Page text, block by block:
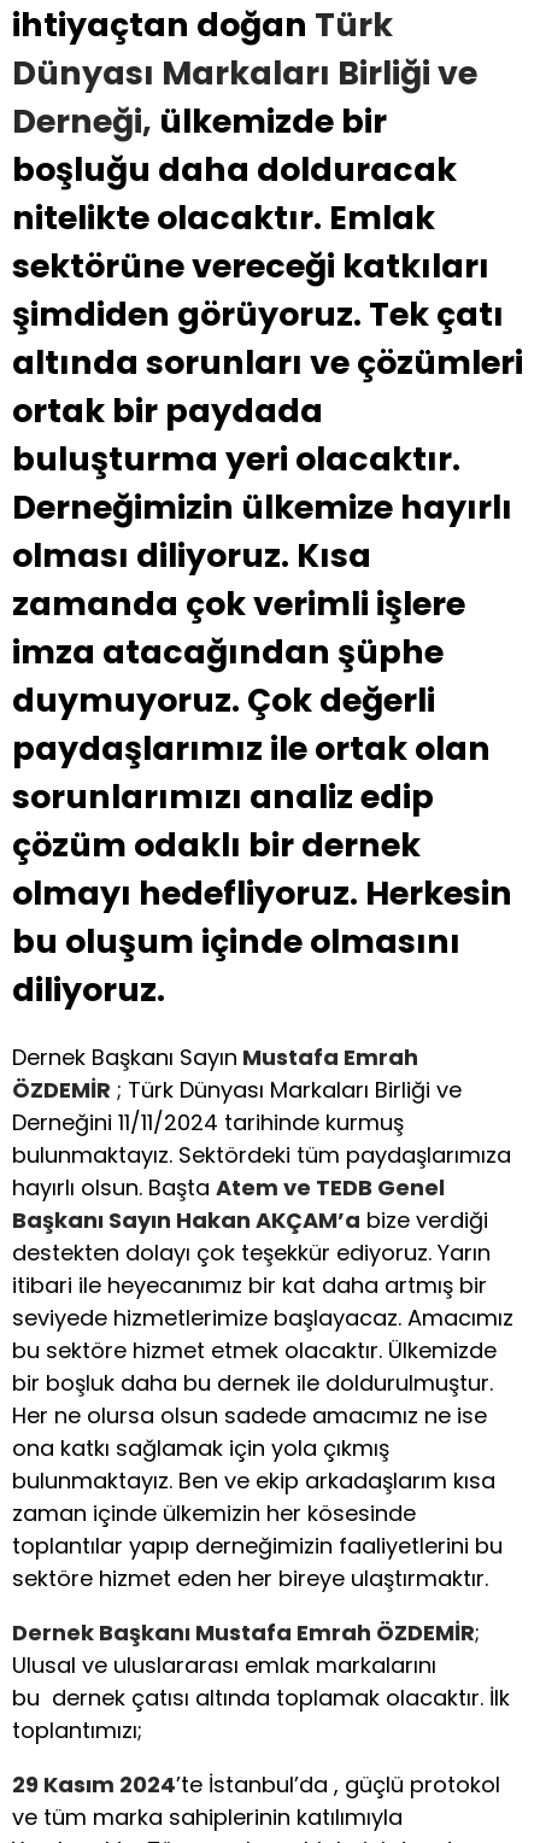
ihtiyaçtan doğan Türk
Dünyası Markaları Birliği ve
Derneği, ülkemizde bir
boşluğu daha dolduracak
nitelikte olacaktır. Emlak
sektörüne vereceği katkıları
şimdiden görüyoruz. Tek çatı
altında sorunları ve çözümleri
ortak bir paydada
buluşturma yeri olacaktır.
Derneğimizin ülkemize hayırlı
olması diliyoruz. Kısa
zamanda çok verimli işlere
imza atacağından şüphe
duymuyoruz. Çok değerli
paydaşlarımız ile ortak olan
sorunlarımızı analiz edip
çözüm odaklı bir dernek
olmayı hedefliyoruz. Herkesin
bu oluşum içinde olmasını
diliyoruz.
Dernek Başkanı Sayın Mustafa Emrah
ÖZDEMİR ; Türk Dünyası Markaları Birliği ve
Derneğini 11/11/2024 tarihinde kurmuş
bulunmaktayız. Sektördeki tüm paydaşlarımıza
hayırlı olsun. Başta Atem ve TEDB Genel
Başkanı Sayın Hakan AKÇAM’a bize verdiği
destekten dolayı çok teşekkür ediyoruz. Yarın
itibari ile heyecanımız bir kat daha artmış bir
seviyede hizmetlerimize başlayacaz. Amacımız
bu sektöre hizmet etmek olacaktır. Ülkemizde
bir boşluk daha bu dernek ile doldurulmuştur.
Her ne olursa olsun sadede amacımız ne ise
ona katkı sağlamak için yola çıkmış
bulunmaktayız. Ben ve ekip arkadaşlarım kısa
zaman içinde ülkemizin her kösesinde
toplantılar yapıp derneğimizin faaliyetlerini bu
sektöre hizmet eden her bireye ulaştırmaktır.
Dernek Başkanı Mustafa Emrah ÖZDEMİR;
Ulusal ve uluslararası emlak markalarını
bu dernek çatısı altında toplamak olacaktır. İlk
toplantımızı;
29 Kasım 2024’te İstanbul’da , güçlü protokol
ve tüm marka sahiplerinin katılımıyla